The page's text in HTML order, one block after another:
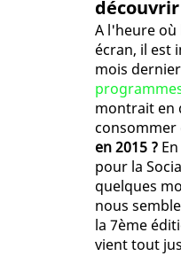
A l'heure où
écran, il est
mois
montrait en
consommer
en 2015 ?
pour la
quelques
nous
la 7ème
vient tout